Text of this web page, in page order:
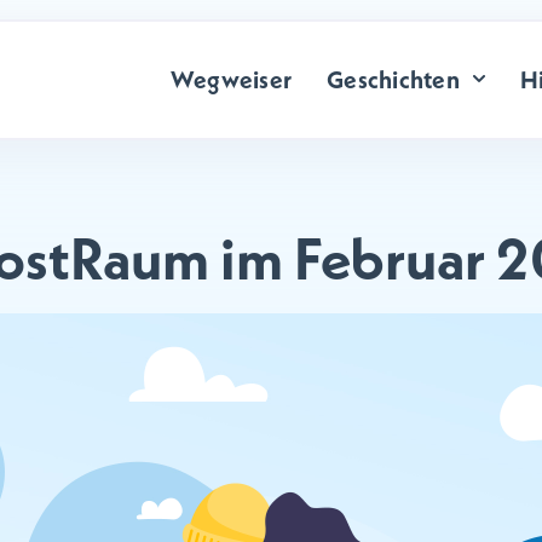
Wegweiser Geschichten
im Februar